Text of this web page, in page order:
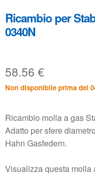
Ricambio per
0340N
58.56 €
Non disponibile prima del
Ricambio molla a gas
Adatto per sfere
Hahn Gasfedern.
Visualizza questa molla